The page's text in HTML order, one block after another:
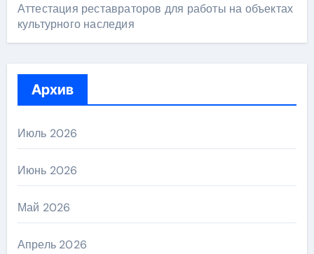
Аттестация реставраторов для работы на объектах
культурного наследия
Архив
Июль 2026
Июнь 2026
Май 2026
Апрель 2026